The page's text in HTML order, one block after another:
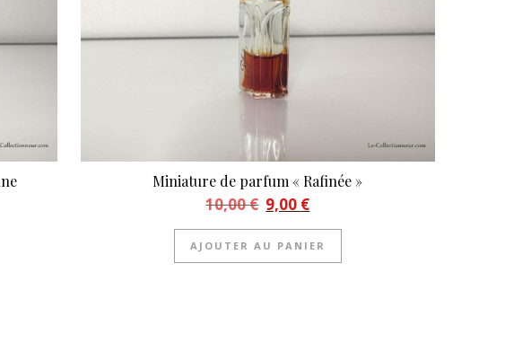
€.: 9,00 €.
Miniature de parfum « Rafinée »
10,00€ Le prix initial était : 10,00 €.
9,00 €Le prix actuel est : 9,00 €.
AJOUTER AU PANIER